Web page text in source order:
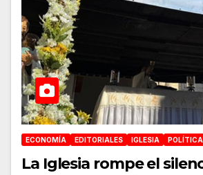
ECONOMÍA EDITORIALES IGLESIA POLÍTICA
La Iglesia rompe el